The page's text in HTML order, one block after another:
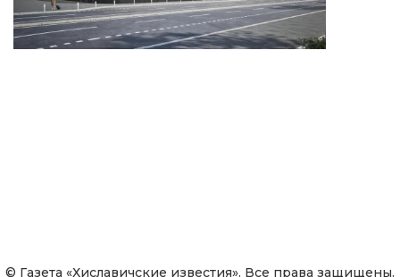
© Газета «Хиславичские известия». Все права защищены.